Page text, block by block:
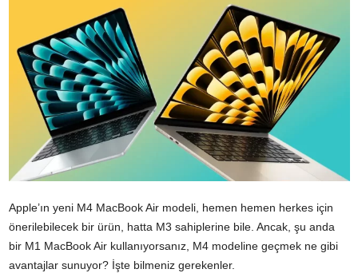
Apple’ın yeni M4 MacBook Air modeli, hemen hemen herkes için
önerilebilecek bir ürün, hatta M3 sahiplerine bile. Ancak, şu anda
bir M1 MacBook Air kullanıyorsanız, M4 modeline geçmek ne gibi
avantajlar sunuyor? İşte bilmeniz gerekenler.